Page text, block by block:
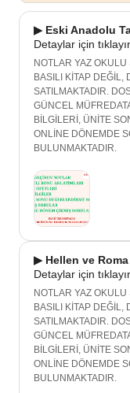
▶ Eski Anadolu
Detaylar için
NOTLAR YAZ
BASILI KİTAP DEĞİL,
SATILMAKTADIR.
GÜNCEL
BİLGİLERİ, ÜNİTE
ONLİNE DÖNEMDE
BULUNMAKTADIR.
▶ Hellen ve
Detaylar için
NOTLAR YAZ
BASILI KİTAP DEĞİL,
SATILMAKTADIR.
GÜNCEL
BİLGİLERİ, ÜNİTE
ONLİNE DÖNEMDE
BULUNMAKTADIR.